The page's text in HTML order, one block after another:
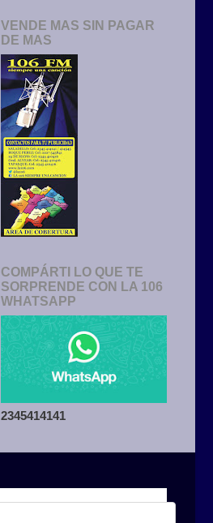
VENDE MAS SIN PAGAR
DE MAS
COMPÁRTI LO QUE TE
SORPRENDE CON LA 106
WHATSAPP
2345414141